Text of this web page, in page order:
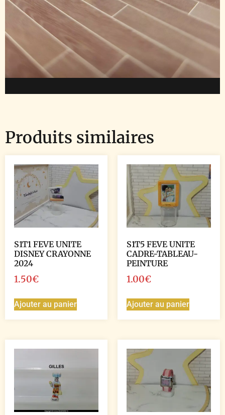
Produits similaires
S1T1 FEVE UNITE
DISNEY CRAYONNE
2024
1.50€
Ajouter au panier
S1T5 FEVE UNITE
CADRE-TABLEAU-
PEINTURE
1.00€
Ajouter au panier